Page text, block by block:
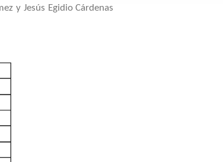
y Jesús Egidio Cárdenas